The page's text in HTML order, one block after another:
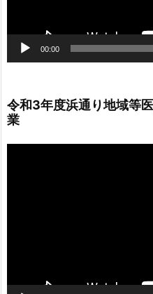
00:00
令和3年度浜通り地域等
業